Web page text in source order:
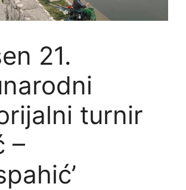
21.
turnir
–